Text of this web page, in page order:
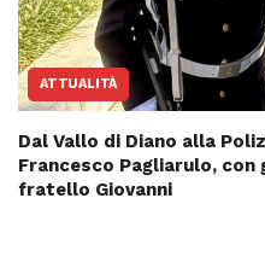
ATTUALITÀ
Dal Vallo di Diano alla
Francesco Pagliarulo,
fratello Giovanni